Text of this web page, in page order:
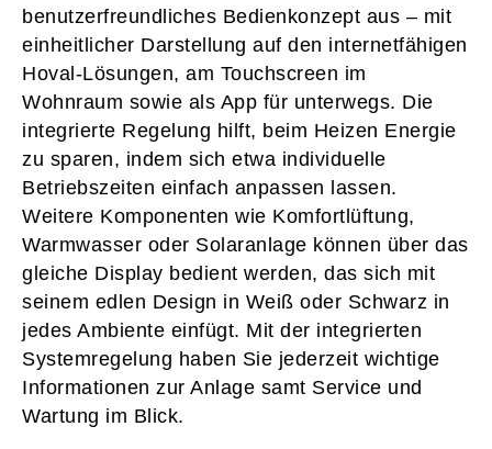
benutzerfreundliches Bedienkonzept aus – mit
einheitlicher Darstellung auf den internetfähigen
Hoval-Lösungen, am Touchscreen im
Wohnraum sowie als App für unterwegs. Die
integrierte Regelung hilft, beim Heizen Energie
zu sparen, indem sich etwa individuelle
Betriebszeiten einfach anpassen lassen.
Weitere Komponenten wie Komfortlüftung,
Warmwasser oder Solaranlage können über das
gleiche Display bedient werden, das sich mit
seinem edlen Design in Weiß oder Schwarz in
jedes Ambiente einfügt. Mit der integrierten
Systemregelung haben Sie jederzeit wichtige
Informationen zur Anlage samt Service und
Wartung im Blick.